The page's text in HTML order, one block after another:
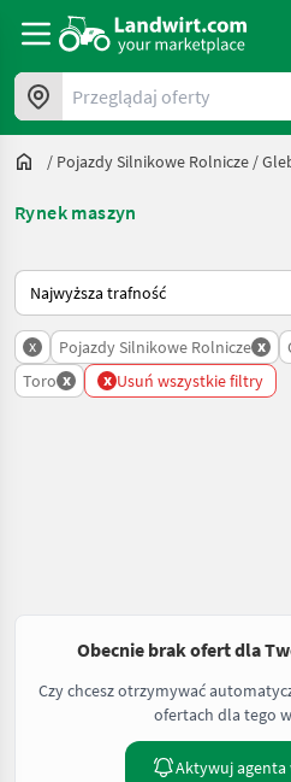
Przeglądaj oferty
/ Pojazdy Silnikowe Rolnicze /
Rynek maszyn
Tak sortuje się na Landwirt.com
x Pojazdy Silnikowe Rolnicze x
Toro x x Usuń wszystkie filtry
Obecnie brak ofert dla
Czy chcesz otrzymywać
ofertach dla tego
Aktywuj agenta